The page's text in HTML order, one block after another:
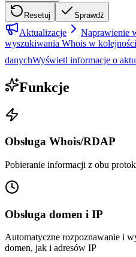
Resetuj Sprawdź
Aktualizacje
Naprawienie
wyszukiwania Whois w
danychWyświetl informacje o
Funkcje
Obsługa Whois/RDAP
Pobieranie informacji z obu
Obsługa domen i IP
Automatyczne rozpoznawanie i
domen, jak i adresów IP